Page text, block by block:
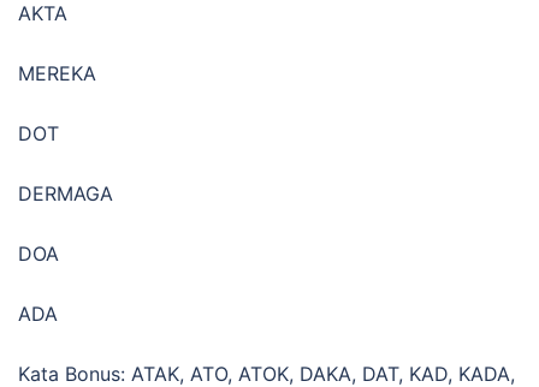
AKTA
MEREKA
DOT
DERMAGA
DOA
ADA
Kata Bonus: ATAK, ATO, ATOK, DAKA, DAT, KAD, KADA,